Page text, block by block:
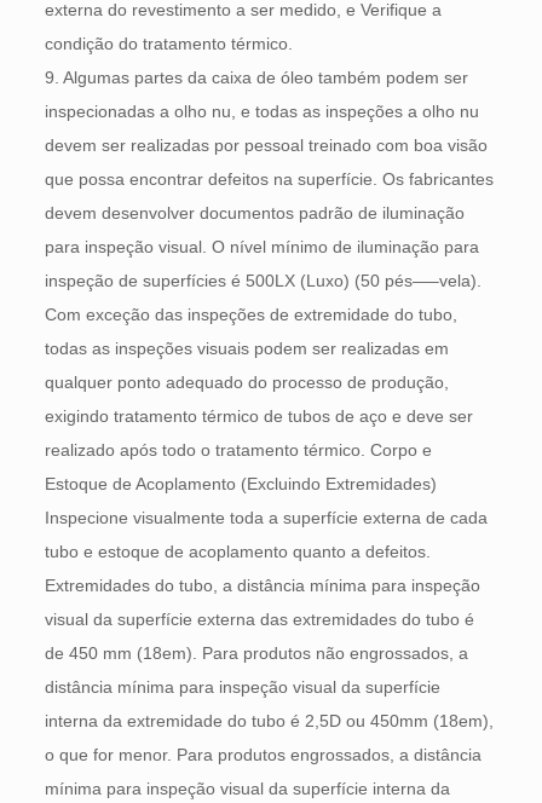
externa do revestimento a ser medido, e Verifique a
condição do tratamento térmico.
9. Algumas partes da caixa de óleo também podem ser
inspecionadas a olho nu, e todas as inspeções a olho nu
devem ser realizadas por pessoal treinado com boa visão
que possa encontrar defeitos na superfície. Os fabricantes
devem desenvolver documentos padrão de iluminação
para inspeção visual. O nível mínimo de iluminação para
inspeção de superfícies é 500LX (Luxo) (50 pés—–vela).
Com exceção das inspeções de extremidade do tubo,
todas as inspeções visuais podem ser realizadas em
qualquer ponto adequado do processo de produção,
exigindo tratamento térmico de tubos de aço e deve ser
realizado após todo o tratamento térmico. Corpo e
Estoque de Acoplamento (Excluindo Extremidades)
Inspecione visualmente toda a superfície externa de cada
tubo e estoque de acoplamento quanto a defeitos.
Extremidades do tubo, a distância mínima para inspeção
visual da superfície externa das extremidades do tubo é
de 450 mm (18em). Para produtos não engrossados, a
distância mínima para inspeção visual da superfície
interna da extremidade do tubo é 2,5D ou 450mm (18em),
o que for menor. Para produtos engrossados, a distância
mínima para inspeção visual da superfície interna da